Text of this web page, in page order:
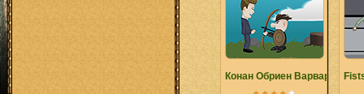
Конан Обриен Варвар